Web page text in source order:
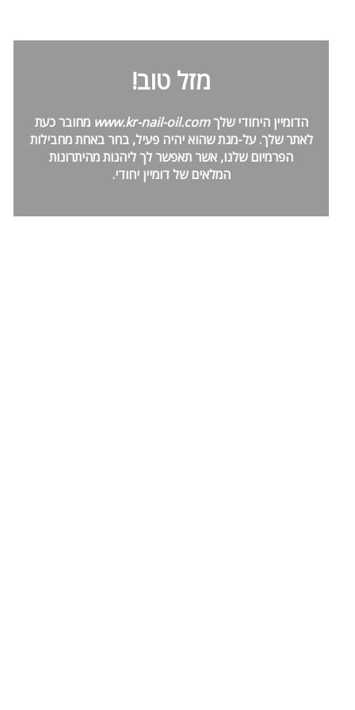
מזל טוב!
הדומיין היחודי שלךwww.kr-nail-oil.comמחובר כעת
לאתר שלך. על-מנת שהוא יהיה פעיל, בחר באחת מחבילות
הפרמיום שלנו, אשר תאפשר לך ליהנות מהיתרונות
המלאים של דומיין יחודי.